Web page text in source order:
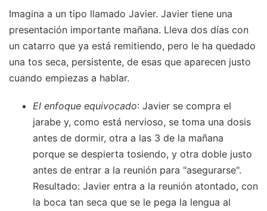
Imagina a un tipo llamado Javier. Javier tiene una
presentación importante mañana. Lleva dos días con
un catarro que ya está remitiendo, pero le ha quedado
una tos seca, persistente, de esas que aparecen justo
cuando empiezas a hablar.
El enfoque equivocado: Javier se compra el
jarabe y, como está nervioso, se toma una dosis
antes de dormir, otra a las 3 de la mañana
porque se despierta tosiendo, y otra doble justo
antes de entrar a la reunión para "asegurarse".
Resultado: Javier entra a la reunión atontado, con
la boca tan seca que se le pega la lengua al